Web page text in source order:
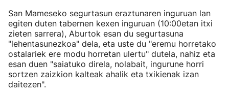
San Mameseko segurtasun eraztunaren inguruan lan
egiten duten tabernen kexen inguruan (10:00etan itxi
zieten sarrera), Aburtok esan du segurtasuna
"lehentasunezkoa" dela, eta uste du "eremu horretako
ostalariek ere modu horretan ulertu" dutela, nahiz eta
esan duen "saiatuko direla, nolabait, ingurune horri
sortzen zaizkion kalteak ahalik eta txikienak izan
daitezen".